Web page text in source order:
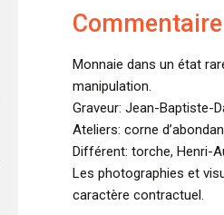
Commentaire
Monnaie dans un état
manipulation.
Graveur: Jean-Baptiste-
Ateliers: corne
Différent: torche, Henri-
Les photographies et
caractère contractuel.